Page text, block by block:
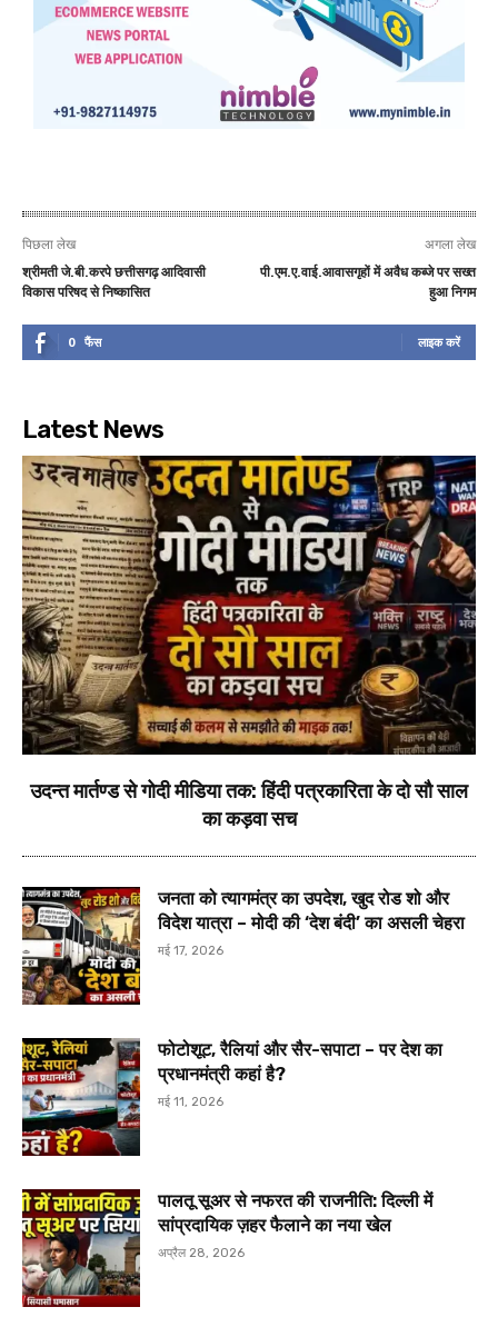
पिछला लेख
श्रीमती जे.बी.करपे छत्तीसगढ़ आदिवासी
विकास परिषद से निष्कासित
अगला लेख
पी.एम.ए.वाई.आवासगृहों में अवैध कब्जे पर सख्त
हुआ निगम
0 फैंस लाइक करें
Latest News
उदन्त मार्तण्ड से गोदी मीडिया तक: हिंदी पत्रकारिता के दो सौ साल
का कड़वा सच
जनता को त्यागमंत्र का उपदेश, खुद रोड शो और
विदेश यात्रा – मोदी की ‘देश बंदी’ का असली चेहरा
मई 17, 2026
फोटोशूट, रैलियां और सैर-सपाटा – पर देश का
प्रधानमंत्री कहां है?
मई 11, 2026
पालतू सूअर से नफरत की राजनीति: दिल्ली में
सांप्रदायिक ज़हर फैलाने का नया खेल
अप्रैल 28, 2026